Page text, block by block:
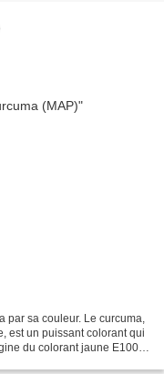
par sa couleur. Le curcuma,
est un puissant colorant qui
du colorant jaune E100